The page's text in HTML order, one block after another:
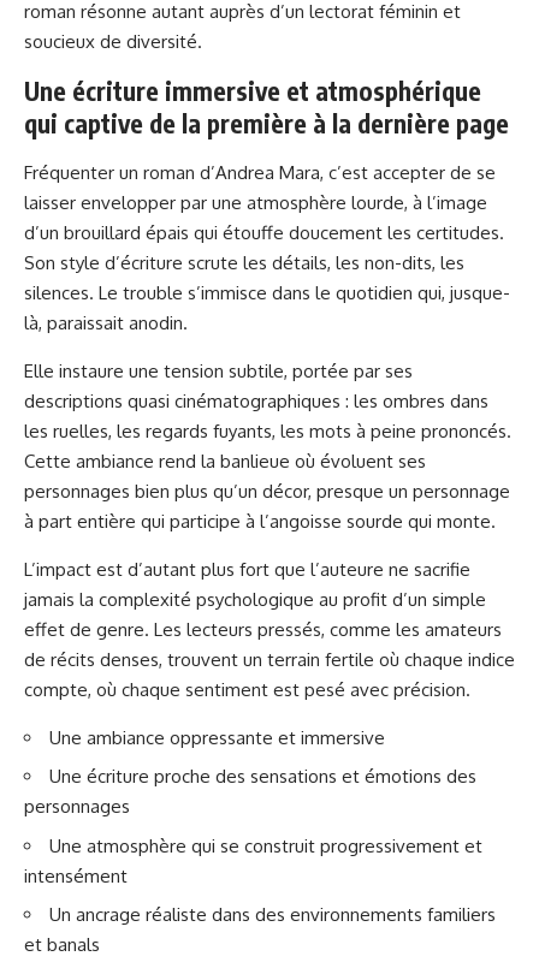
roman résonne autant auprès d’un lectorat féminin et
soucieux de diversité.
Une écriture immersive et atmosphérique
qui captive de la première à la dernière page
Fréquenter un roman d’Andrea Mara, c’est accepter de se
laisser envelopper par une atmosphère lourde, à l’image
d’un brouillard épais qui étouffe doucement les certitudes.
Son style d’écriture scrute les détails, les non-dits, les
silences. Le trouble s’immisce dans le quotidien qui, jusque-
là, paraissait anodin.
Elle instaure une tension subtile, portée par ses
descriptions quasi cinématographiques : les ombres dans
les ruelles, les regards fuyants, les mots à peine prononcés.
Cette ambiance rend la banlieue où évoluent ses
personnages bien plus qu’un décor, presque un personnage
à part entière qui participe à l’angoisse sourde qui monte.
L’impact est d’autant plus fort que l’auteure ne sacrifie
jamais la complexité psychologique au profit d’un simple
effet de genre. Les lecteurs pressés, comme les amateurs
de récits denses, trouvent un terrain fertile où chaque indice
compte, où chaque sentiment est pesé avec précision.
Une ambiance oppressante et immersive
Une écriture proche des sensations et émotions des
personnages
Une atmosphère qui se construit progressivement et
intensément
Un ancrage réaliste dans des environnements familiers
et banals